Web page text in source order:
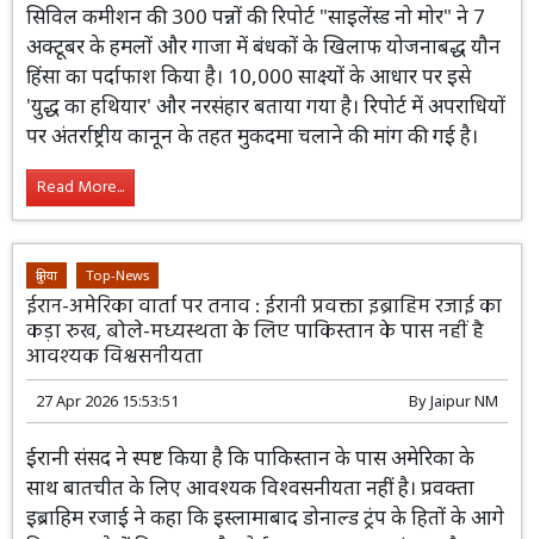
सिविल कमीशन की 300 पन्नों की रिपोर्ट "साइलेंस्ड नो मोर" ने 7
अक्टूबर के हमलों और गाजा में बंधकों के खिलाफ योजनाबद्ध यौन
हिंसा का पर्दाफाश किया है। 10,000 साक्ष्यों के आधार पर इसे
'युद्ध का हथियार' और नरसंहार बताया गया है। रिपोर्ट में अपराधियों
पर अंतर्राष्ट्रीय कानून के तहत मुकदमा चलाने की मांग की गई है।
Read More...
दुनिया Top-News
ईरान-अमेरिका वार्ता पर तनाव : ईरानी प्रवक्ता इब्राहिम रजाई का
कड़ा रुख, बोले-मध्यस्थता के लिए पाकिस्तान के पास नहीं है
आवश्यक विश्वसनीयता
27 Apr 2026 15:53:51 ByJaipur NM
ईरानी संसद ने स्पष्ट किया है कि पाकिस्तान के पास अमेरिका के
साथ बातचीत के लिए आवश्यक विश्वसनीयता नहीं है। प्रवक्ता
इब्राहिम रजाई ने कहा कि इस्लामाबाद डोनाल्ड ट्रंप के हितों के आगे